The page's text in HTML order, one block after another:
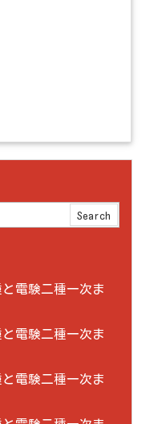
電験二種一次ま
電験二種一次ま
電験二種一次ま